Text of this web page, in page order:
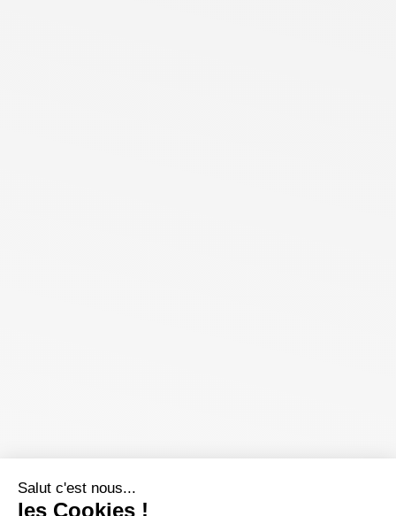
Salut c'est nous...
les Cookies !